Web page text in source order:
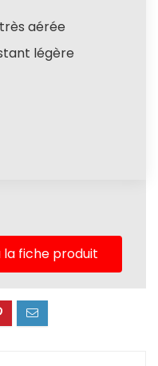
aérée
légère
fiche produit